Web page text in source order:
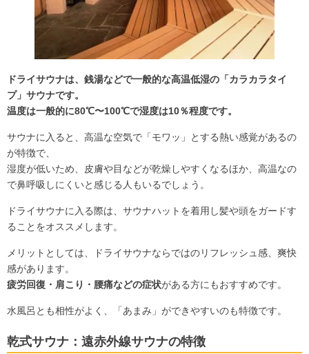
ドライサウナは、銭湯などで一般的な高温低湿の「カラカラタイ
プ」サウナです。
温度は一般的に80℃〜100℃で湿度は10％程度です。
サウナに入ると、高温な空気で「モワッ」とする熱い感覚があるの
が特徴で、
湿度が低いため、皮膚や目などが乾燥しやすくなるほか、高温なの
で鼻呼吸しにくいと感じる人もいるでしょう。
ドライサウナに入る際は、サウナハットを着用し髪や頭をガードす
ることをオススメします。
メリットとしては、ドライサウナならではのリフレッシュ感、爽快
感があります。
疲労回復・肩こり・腰痛などの症状がある方にもおすすめです。
水風呂とも相性がよく、「あまみ」ができやすいのも特徴です。
乾式サウナ：遠赤外線サウナの特徴